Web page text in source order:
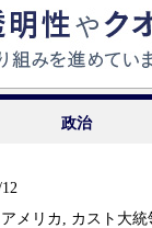
政治
アメリカ , カスト大統